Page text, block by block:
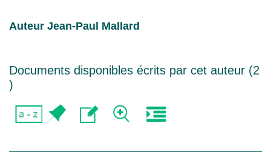
Auteur Jean-Paul Mallard
Documents disponibles écrits par cet auteur (2
)